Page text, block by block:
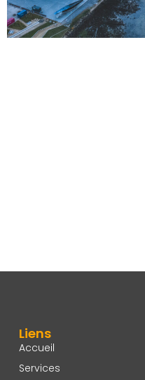
Liens
Accueil
Services